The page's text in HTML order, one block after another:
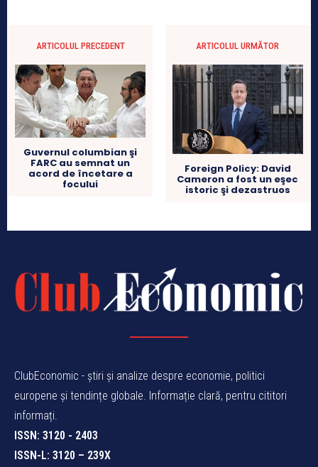
ARTICOLUL PRECEDENT
Guvernul columbian şi
FARC au semnat un
acord de încetare a
focului
ARTICOLUL URMĂTOR
Foreign Policy: David
Cameron a fost un eşec
istoric şi dezastruos
ClubEconomic - știri și analize despre economie, politici
europene și tendințe globale. Informație clară, pentru cititori
informați.
ISSN: 3120 - 2403
ISSN-L: 3120 – 239X